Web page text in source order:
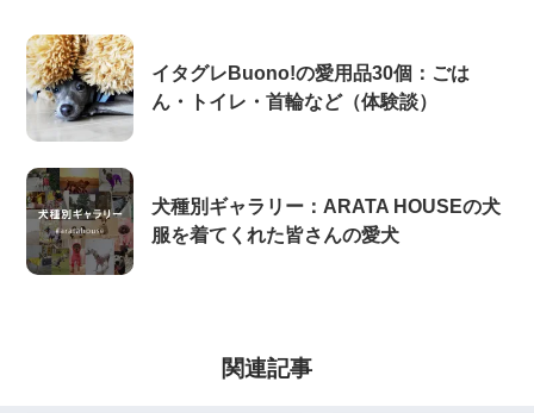
イタグレBuono!の愛用品30個：ごは
ん・トイレ・首輪など（体験談）
犬種別ギャラリー：ARATA HOUSEの犬
服を着てくれた皆さんの愛犬
関連記事